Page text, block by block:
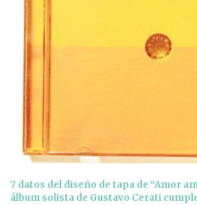
7 datos del diseño de tapa de “Amor
álbum solista de Gustavo Cerati